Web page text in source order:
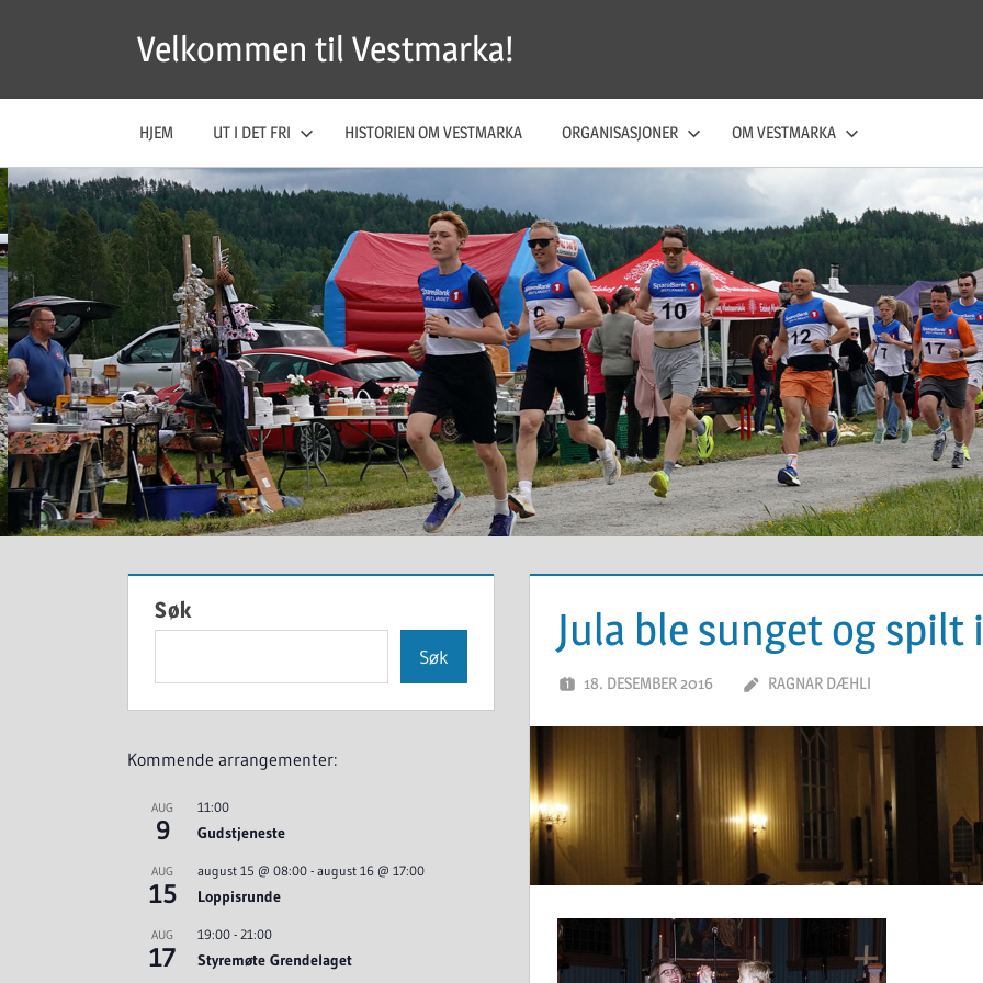
Velkommen til Vestmarka!
HJEM UT I DET FRI HISTORIEN OM VESTMARKA ORGANISASJONER OM VESTMARKA
Jula ble sunget og spilt
18. DESEMBER 2016 RAGNAR DÆHLI
Søk
Søk
Kommende arrangementer:
AUG
9
11:00
Gudstjeneste
AUG
15
august 15 @ 08:00 - august 16 @ 17:00
Loppisrunde
AUG
17
19:00 - 21:00
Styremøte Grendelaget